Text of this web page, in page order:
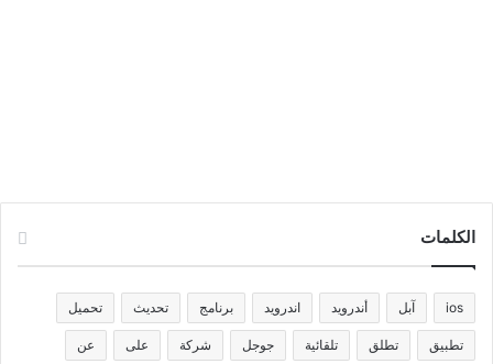
الكلمات
ios آبل أندرويد اندرويد برنامج تحديث تحميل
تطبيق تطلق تلقائية جوجل شركة على عن